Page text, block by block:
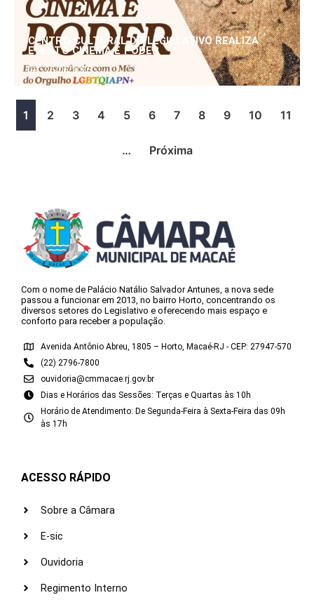
CENTRO CULTURAL DO LEGISLATIVO REALIZA
EVENTO CINEMA E PODER
25/06/2026
1 2 3 4 5 6 7 8 9 10 11
… Próxima
Com o nome de Palácio Natálio Salvador Antunes, a nova sede
passou a funcionar em 2013, no bairro Horto, concentrando os
diversos setores do Legislativo e oferecendo mais espaço e
conforto para receber a população.
Avenida Antônio Abreu, 1805 – Horto, Macaé-RJ - CEP: 27947-570
(22) 2796-7800
ouvidoria@cmmacae.rj.gov.br
Dias e Horários das Sessões: Terças e Quartas às 10h
Horário de Atendimento: De Segunda-Feira à Sexta-Feira das 09h
às 17h
ACESSO RÁPIDO
Sobre a Câmara
E-sic
Ouvidoria
Regimento Interno